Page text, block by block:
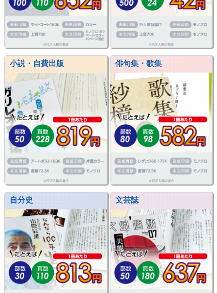
小説・自費出版 俳句集・歌集
自分史 文芸誌